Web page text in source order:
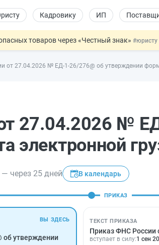
Кадровику ИП
товаров через «Честный знак» #юристу
предлагают отменить #физлицу
трудовых и ГПХ-отношений
от 27.04.2026 № ЕД-1-26/276@ об утверждении
27.04.2026 №
электронной
— через 25 дней В календарь
ВЫ ЗДЕСЬ
об утверждении
ПРИКАЗ
ТЕКСТ ПРИКАЗА
Приказ ФНС России
вступает в силу:1 сен